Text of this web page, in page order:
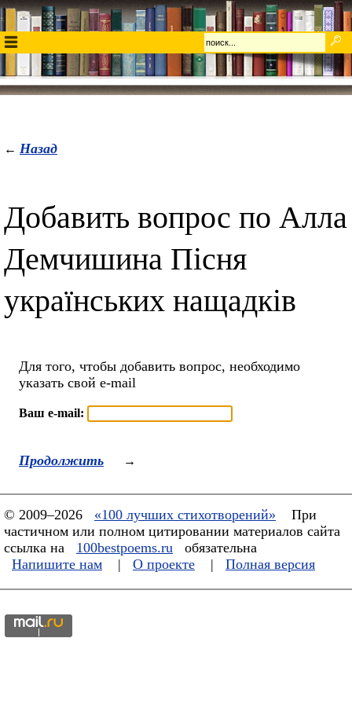
← Назад
Добавить вопрос по Алла
Демчишина Пісня
українських нащадків
Для того, чтобы добавить вопрос, необходимо
указать свой e-mail
Ваш e-mail:
Продолжить →
© 2009–2026 «100 лучших стихотворений»
При
частичном или полном цитировании материалов сайта
ссылка на
100bestpoems.ru
обязательна
Напишите нам
| О проекте | Полная версия